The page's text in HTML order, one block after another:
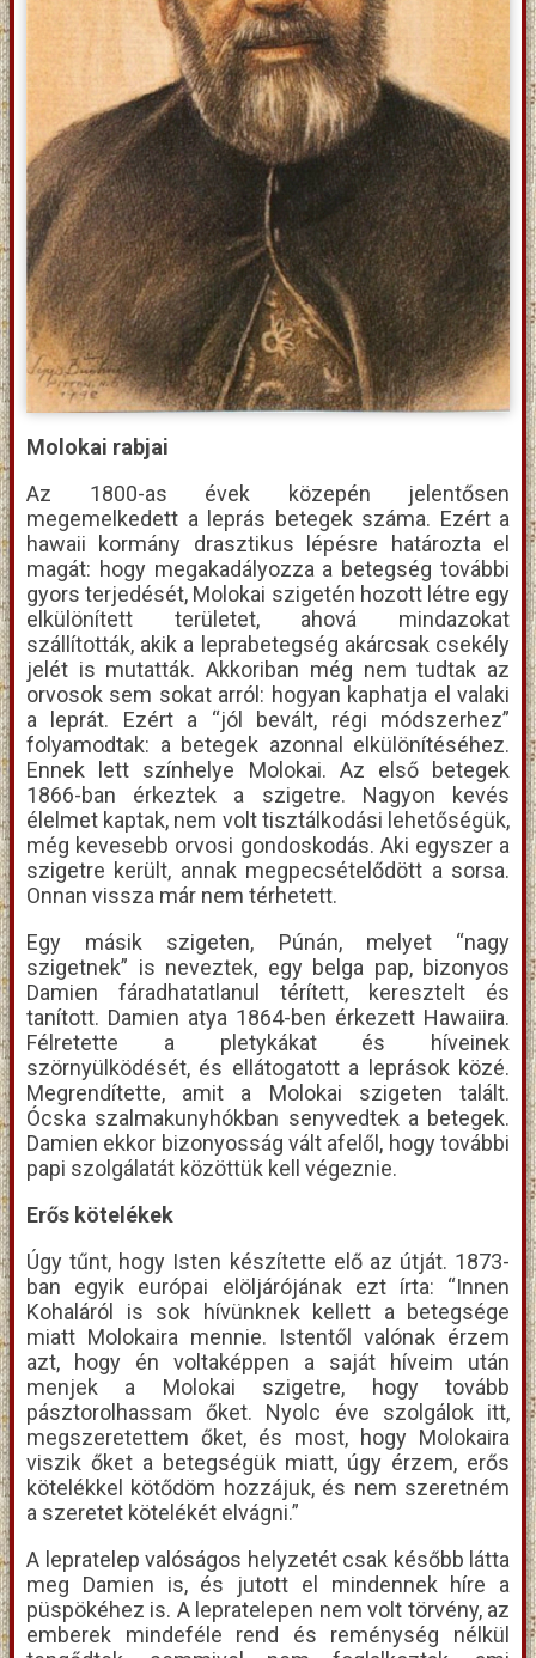
Molokai rabjai
Az 1800-as évek közepén jelentősen
megemelkedett a leprás betegek száma. Ezért a
hawaii kormány drasztikus lépésre határozta el
magát: hogy megakadályozza a betegség további
gyors terjedését, Molokai szigetén hozott létre egy
elkülönített területet, ahová mindazokat
szállították, akik a leprabetegség akárcsak csekély
jelét is mutatták. Akkoriban még nem tudtak az
orvosok sem sokat arról: hogyan kaphatja el valaki
a leprát. Ezért a “jól bevált, régi módszerhez”
folyamodtak: a betegek azonnal elkülönítéséhez.
Ennek lett színhelye Molokai. Az első betegek
1866-ban érkeztek a szigetre. Nagyon kevés
élelmet kaptak, nem volt tisztálkodási lehetőségük,
még kevesebb orvosi gondoskodás. Aki egyszer a
szigetre került, annak megpecsételődött a sorsa.
Onnan vissza már nem térhetett.
Egy másik szigeten, Púnán, melyet “nagy
szigetnek” is neveztek, egy belga pap, bizonyos
Damien fáradhatatlanul térített, keresztelt és
tanított. Damien atya 1864-ben érkezett Hawaiira.
Félretette a pletykákat és híveinek
szörnyülködését, és ellátogatott a leprások közé.
Megrendítette, amit a Molokai szigeten talált.
Ócska szalmakunyhókban senyvedtek a betegek.
Damien ekkor bizonyosság vált afelől, hogy további
papi szolgálatát közöttük kell végeznie.
Erős kötelékek
Úgy tűnt, hogy Isten készítette elő az útját. 1873-
ban egyik európai elöljárójának ezt írta: “Innen
Kohaláról is sok hívünknek kellett a betegsége
miatt Molokaira mennie. Istentől valónak érzem
azt, hogy én voltaképpen a saját híveim után
menjek a Molokai szigetre, hogy tovább
pásztorolhassam őket. Nyolc éve szolgálok itt,
megszeretettem őket, és most, hogy Molokaira
viszik őket a betegségük miatt, úgy érzem, erős
kötelékkel kötődöm hozzájuk, és nem szeretném
a szeretet kötelékét elvágni.”
A lepratelep valóságos helyzetét csak később látta
meg Damien is, és jutott el mindennek híre a
püspökéhez is. A lepratelepen nem volt törvény, az
emberek mindeféle rend és reménység nélkül